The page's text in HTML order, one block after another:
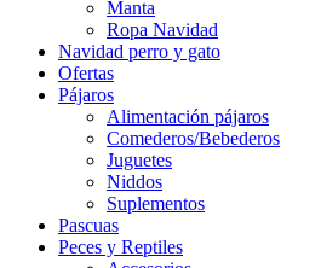
Manta
Ropa Navidad
Navidad perro y gato
Ofertas
Pájaros
Alimentación pájaros
Comederos/Bebederos
Juguetes
Niddos
Suplementos
Pascuas
Peces y Reptiles